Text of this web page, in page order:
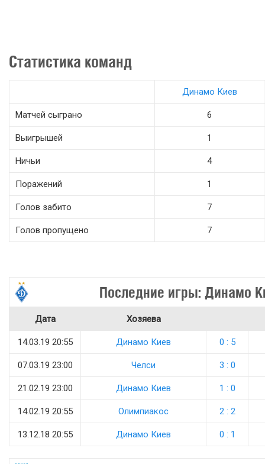
Статистика команд
Динамо Киев
Матчей сыграно 6
Выигрышей 1
Ничьи 4
Поражений 1
Голов забито 7
Голов пропущено 7
Последние игры: Динамо
Дата Хозяева
14.03.19 20:55 Динамо Киев 0 : 5
07.03.19 23:00 Челси 3 : 0
21.02.19 23:00 Динамо Киев 1 : 0
14.02.19 20:55 Олимпиакос 2 : 2
13.12.18 20:55 Динамо Киев 0 : 1